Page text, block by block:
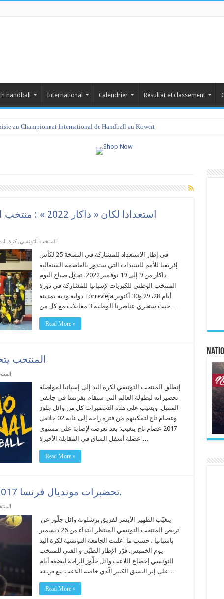
handball International Calendrier Résultat et classement
au Championnat International de Handball au Koweït
استعدادا لكان «
المنتخب التونسي,كرة
في إطار الاستعداد للمشاركة في النسخة 25 لكأس
إفريقيا للأمم للسيدات التي ستدور بالعاصمة السنغالية
داكار من 9 إلى 19 نوفمبر 2022، تحوّل صباح اليوم
المنتخب الوطني للكبريات لإسبانيا للمشاركة في دورة
دولية ودية بمدينة Torrevieja أيام 28، 29 و30 أكتوبر
حيث ستجري عناصرنا الوطنية 3 مقابلات مع كل من …
Read More »
المنتخب
إنطلق المنتخب التونسي لكرة اليد إلى إسبانيا لمواصلة
تحضيراته لبطولة العالم التي ستقام بفرنسا في جانفي
المقبل. ويتغيب على هذه التحضيرات كل من وائل جلوز
وعصام تاج لتمكينهم من فترة راحة إلى غاية 02 جانفي
2017 عصام تاج يتغيب: بعد تعرضه لإصابة على مستوى
عضلة أسفل الساق في المقابلة الأخيرة …
Read More »
تحضيرات مونديال فرنسا 2017 : وائل جلوز في إجازة قصيرة.
تربص المنتخب التونسي المنتظر ابتداء من 26 ديسمبر
باسبانيا ، حسب ما أعلنت الجامعة التونسية لكرة اليد
يوم الخميس. قرّر الإطار الطبّي و الفني للمنتخب
التونسي إخضاع اللاعب وائل جلّوز للراحة لبضعة أيام
على إثر النسق الكبير الّذي خاضه اللاعب مع فريقه …
Read More »